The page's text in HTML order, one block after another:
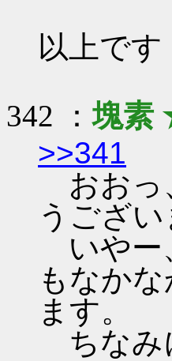
以上です
342 ：塊素
>>341
おおっ
うござい
いやー
もなか
ます。
ちなみ